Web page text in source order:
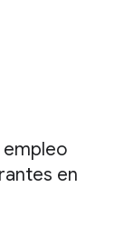
empleo
en